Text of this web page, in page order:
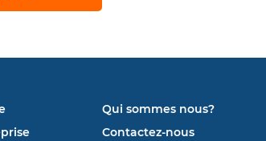
Qui sommes nous?
Contactez-nous